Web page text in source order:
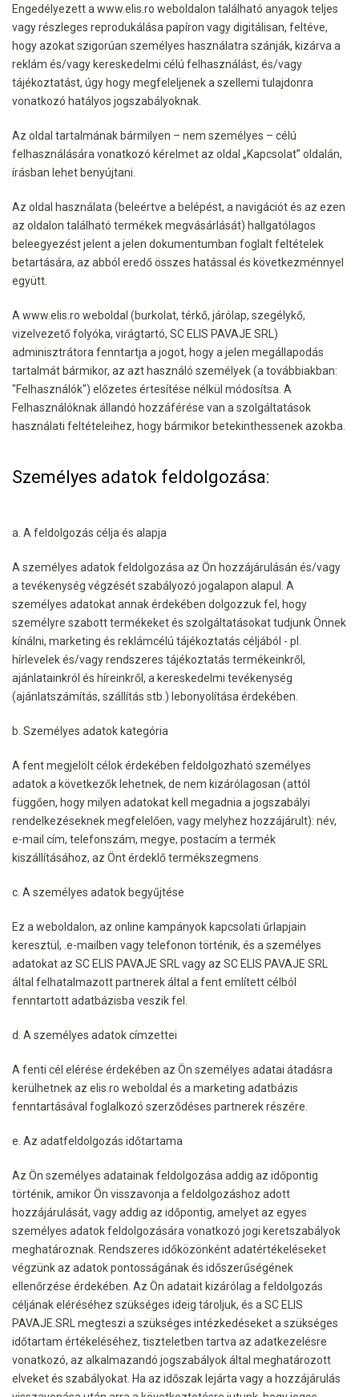
Engedélyezett a www.elis.ro weboldalon található anyagok teljes
vagy részleges reprodukálása papíron vagy digitálisan, feltéve,
hogy azokat szigorúan személyes használatra szánják, kizárva a
reklám és/vagy kereskedelmi célú felhasználást, és/vagy
tájékoztatást, úgy hogy megfeleljenek a szellemi tulajdonra
vonatkozó hatályos jogszabályoknak.
Az oldal tartalmának bármilyen – nem személyes – célú
felhasználására vonatkozó kérelmet az oldal „Kapcsolat” oldalán,
írásban lehet benyújtani.
Az oldal használata (beleértve a belépést, a navigációt és az ezen
az oldalon található termékek megvásárlását) hallgatólagos
beleegyezést jelent a jelen dokumentumban foglalt feltételek
betartására, az abból eredő összes hatással és következménnyel
együtt.
A www.elis.ro weboldal (burkolat, térkő, járólap, szegélykő,
vizelvezető folyóka, virágtartó, SC ELIS PAVAJE SRL)
adminisztrátora fenntartja a jogot, hogy a jelen megállapodás
tartalmát bármikor, az azt használó személyek (a továbbiakban:
"Felhasználók") előzetes értesítése nélkül módosítsa. A
Felhasználóknak állandó hozzáférése van a szolgáltatások
használati feltételeihez, hogy bármikor betekinthessenek azokba.
Személyes adatok feldolgozása:
a. A feldolgozás célja és alapja
A személyes adatok feldolgozása az Ön hozzájárulásán és/vagy
a tevékenység végzését szabályozó jogalapon alapul. A
személyes adatokat annak érdekében dolgozzuk fel, hogy
személyre szabott termékeket és szolgáltatásokat tudjunk Önnek
kínálni, marketing és reklámcélú tájékoztatás céljából - pl.
hírlevelek és/vagy rendszeres tájékoztatás termékeinkről,
ajánlatainkról és híreinkről, a kereskedelmi tevékenység
(ajánlatszámítás, szállítás stb.) lebonyolítása érdekében.
b. Személyes adatok kategória
A fent megjelölt célok érdekében feldolgozható személyes
adatok a következők lehetnek, de nem kizárólagosan (attól
függően, hogy milyen adatokat kell megadnia a jogszabályi
rendelkezéseknek megfelelően, vagy melyhez hozzájárult): név,
e-mail cím, telefonszám, megye, postacím a termék
kiszállításához, az Önt érdeklő termékszegmens.
c. A személyes adatok begyűjtése
Ez a weboldalon, az online kampányok kapcsolati űrlapjain
keresztül, .e-mailben vagy telefonon történik, és a személyes
adatokat az SC ELIS PAVAJE SRL vagy az SC ELIS PAVAJE SRL
által felhatalmazott partnerek által a fent említett célból
fenntartott adatbázisba veszik fel.
d. A személyes adatok címzettei
A fenti cél elérése érdekében az Ön személyes adatai átadásra
kerülhetnek az elis.ro weboldal és a marketing adatbázis
fenntartásával foglalkozó szerződéses partnerek részére.
e. Az adatfeldolgozás időtartama
Az Ön személyes adatainak feldolgozása addig az időpontig
történik, amikor Ön visszavonja a feldolgozáshoz adott
hozzájárulását, vagy addig az időpontig, amelyet az egyes
személyes adatok feldolgozására vonatkozó jogi keretszabályok
meghatároznak. Rendszeres időközönként adatértékeléseket
végzünk az adatok pontosságának és időszerűségének
ellenőrzése érdekében. Az Ön adatait kizárólag a feldolgozás
céljának eléréséhez szükséges ideig tároljuk, és a SC ELIS
PAVAJE.SRL megteszi a szükséges intézkedéseket a szükséges
időtartam értékeléséhez, tiszteletben tartva az adatkezelésre
vonatkozó, az alkalmazandó jogszabályok által meghatározott
elveket és szabályokat. Ha az időszak lejárta vagy a hozzájárulás